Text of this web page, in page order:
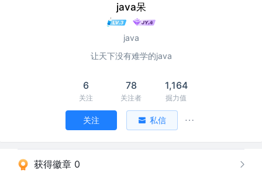
java呆
java
让天下没有难学的java
6
关注
78
关注者
1,164
掘力值
关注 私信
获得徽章 0